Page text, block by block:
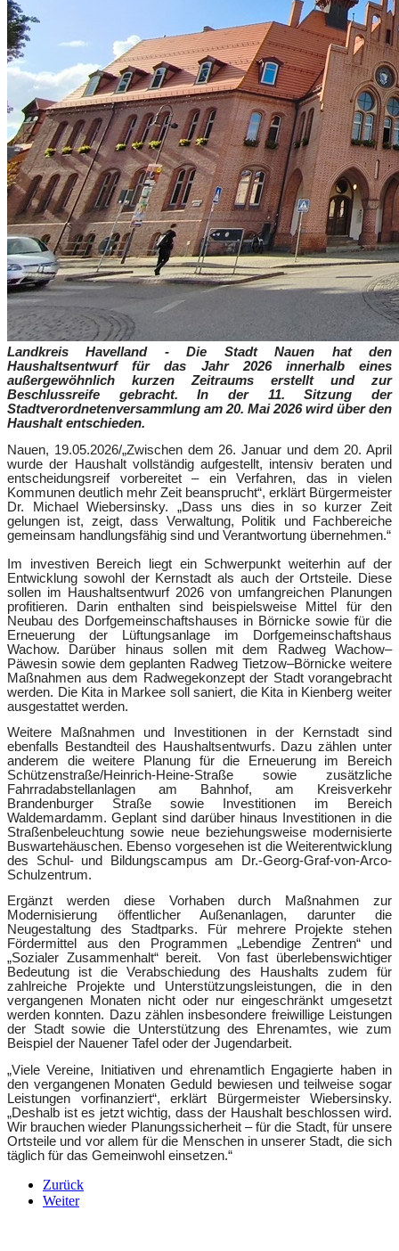
Landkreis Havelland - Die Stadt Nauen hat den
Haushaltsentwurf für das Jahr 2026 innerhalb eines
außergewöhnlich kurzen Zeitraums erstellt und zur
Beschlussreife gebracht. In der 11. Sitzung der
Stadtverordnetenversammlung am 20. Mai 2026 wird über den
Haushalt entschieden.
Nauen, 19.05.2026/„Zwischen dem 26. Januar und dem 20. April
wurde der Haushalt vollständig aufgestellt, intensiv beraten und
entscheidungsreif vorbereitet – ein Verfahren, das in vielen
Kommunen deutlich mehr Zeit beansprucht“, erklärt Bürgermeister
Dr. Michael Wiebersinsky. „Dass uns dies in so kurzer Zeit
gelungen ist, zeigt, dass Verwaltung, Politik und Fachbereiche
gemeinsam handlungsfähig sind und Verantwortung übernehmen.“
Im investiven Bereich liegt ein Schwerpunkt weiterhin auf der
Entwicklung sowohl der Kernstadt als auch der Ortsteile. Diese
sollen im Haushaltsentwurf 2026 von umfangreichen Planungen
profitieren. Darin enthalten sind beispielsweise Mittel für den
Neubau des Dorfgemeinschaftshauses in Börnicke sowie für die
Erneuerung der Lüftungsanlage im Dorfgemeinschaftshaus
Wachow. Darüber hinaus sollen mit dem Radweg Wachow–
Päwesin sowie dem geplanten Radweg Tietzow–Börnicke weitere
Maßnahmen aus dem Radwegekonzept der Stadt vorangebracht
werden. Die Kita in Markee soll saniert, die Kita in Kienberg weiter
ausgestattet werden.
Weitere Maßnahmen und Investitionen in der Kernstadt sind
ebenfalls Bestandteil des Haushaltsentwurfs. Dazu zählen unter
anderem die weitere Planung für die Erneuerung im Bereich
Schützenstraße/Heinrich-Heine-Straße sowie zusätzliche
Fahrradabstellanlagen am Bahnhof, am Kreisverkehr
Brandenburger Straße sowie Investitionen im Bereich
Waldemardamm. Geplant sind darüber hinaus Investitionen in die
Straßenbeleuchtung sowie neue beziehungsweise modernisierte
Buswartehäuschen. Ebenso vorgesehen ist die Weiterentwicklung
des Schul- und Bildungscampus am Dr.-Georg-Graf-von-Arco-
Schulzentrum.
Ergänzt werden diese Vorhaben durch Maßnahmen zur
Modernisierung öffentlicher Außenanlagen, darunter die
Neugestaltung des Stadtparks. Für mehrere Projekte stehen
Fördermittel aus den Programmen „Lebendige Zentren“ und
„Sozialer Zusammenhalt“ bereit. Von fast überlebenswichtiger
Bedeutung ist die Verabschiedung des Haushalts zudem für
zahlreiche Projekte und Unterstützungsleistungen, die in den
vergangenen Monaten nicht oder nur eingeschränkt umgesetzt
werden konnten. Dazu zählen insbesondere freiwillige Leistungen
der Stadt sowie die Unterstützung des Ehrenamtes, wie zum
Beispiel der Nauener Tafel oder der Jugendarbeit.
„Viele Vereine, Initiativen und ehrenamtlich Engagierte haben in
den vergangenen Monaten Geduld bewiesen und teilweise sogar
Leistungen vorfinanziert“, erklärt Bürgermeister Wiebersinsky.
„Deshalb ist es jetzt wichtig, dass der Haushalt beschlossen wird.
Wir brauchen wieder Planungssicherheit – für die Stadt, für unsere
Ortsteile und vor allem für die Menschen in unserer Stadt, die sich
täglich für das Gemeinwohl einsetzen.“
Zurück
Weiter